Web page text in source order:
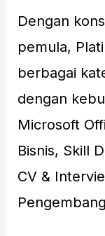
Dengan
pemula,
berbagai
dengan
Microsoft
Bisnis, Skill
CV &